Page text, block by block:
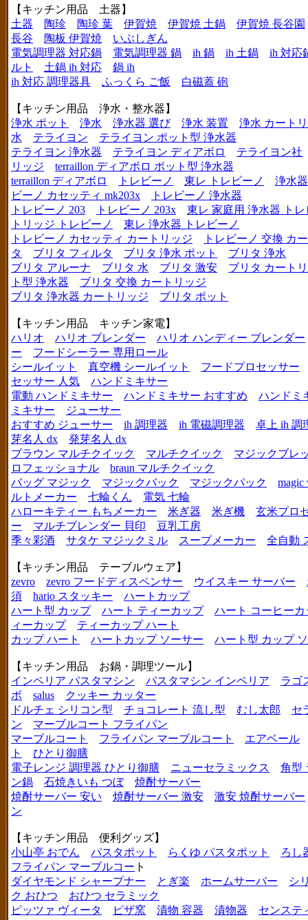
【キッチン用品 土器】
土器
陶珍 陶珍 葉 伊賀焼 伊賀焼 土鍋
伊賀焼 長谷園
長谷
陶板 伊賀焼
いぶしぎん
電気調理器 対応鍋
電気調理器 鍋 ih 鍋 ih 土鍋
ih 対応
ルト
土鍋 ih 対応
鍋 ih
ih 対応 調理器具
ふっくら ご飯 白磁蓋 砲
【キッチン用品 浄水・整水器】
浄水 ポット
浄水 浄水器 選び 浄水 装置
浄水 カート
水
テライヨン
テライヨン ポット型 浄水器
テライヨン 浄水器
テライヨン ディアボロ
テライヨン社
リッジ
terraillon ディアボロ ポット型 浄水器
terraillon ディアボロ
トレビーノ 東レ トレビーノ
浄水
ビーノ カセッティ mk203x
トレビーノ 浄水器
トレビーノ 203
トレビーノ 203x
東レ 家庭用 浄水器 トレ
トリッジ トレビーノ
東レ 浄水器 トレビーノ
トレビーノ カセッティ カートリッジ
トレビーノ 交換 カ
タ
ブリタ フィルタ ブリタ 浄水 ポット
ブリタ 浄水
ブリタ アルーナ
ブリタ 水 ブリタ 激安
ブリタ カート
ト型 浄水器
ブリタ 交換 カートリッジ
ブリタ 浄水器 カートリッジ
ブリタ ポット
【キッチン用品 キッチン家電】
ハリオ
ハリオ ブレンダー
ハリオ ハンディー ブレンダー
ー
フードシーラー 専用ロール
シールイット
真空機 シールイット
フードプロセッサー
セッサー 人気
ハンドミキサー
電動 ハンドミキサー
ハンドミキサー おすすめ
ハンドミ
ミキサー
ジューサー
おすすめ ジューサー
ih 調理器 ih 電磁調理器
卓上 ih 調
芽名人 dx
発芽名人 dx
ブラウン マルチクイック
マルチクイック
マジックブレ
ロフェッショナル
braun マルチクイック
バッグ マジック
マジックバック マジックパック
magic
ルトメーカー
七輪くん
電気 七輪
ハローキティー もちメーカー
米ぎ器 米ぎ機
玄米プロ
ー
マルチブレンダー 貝印
豆乳工房
季々彩酒
サタケ マジックミル スープメーカー 全自動
【キッチン用品 テーブルウェア】
zevro
zevro フードディスペンサー ウイスキー サーバー
須
hario スタッキー
ハートカップ
ハート型 カップ
ハート ティーカップ
ハート コーヒーカ
ィーカップ
ティーカップ ハート
カップ ハート
ハートカップ ソーサー ハート型 カップ
【キッチン用品 お鍋・調理ツール】
インペリア パスタマシン
パスタマシン インペリア
ラゴ
ボ
salus
クッキー カッター
ドルチェ シリコン型
チョコレート 流し型 むし太郎
セ
ン
マーブルコート フライパン
マーブルコート
フライパン マーブルコート
エアベール
ト
ひとり御膳
電子レンジ 調理器 ひとり御膳
ニューセラミックス
角型
ン鍋
石焼きいも つぼ
焼酎サーバー
焼酎サーバー 安い
焼酎サーバー 激安
激安 焼酎サーバー
ン
【キッチン用品 便利グッズ】
小山亭 おでん
パスタポット らくゆ パスタポット
ろし
フライパン マーブルコー ト
ダイヤモンド シャープナー
とぎ楽 ホームサーバー
シ
ク おひつ
おひつ セラミック
ピッツァ ヴィータ
ピザ窯 漬物 容器 漬物器 センステ